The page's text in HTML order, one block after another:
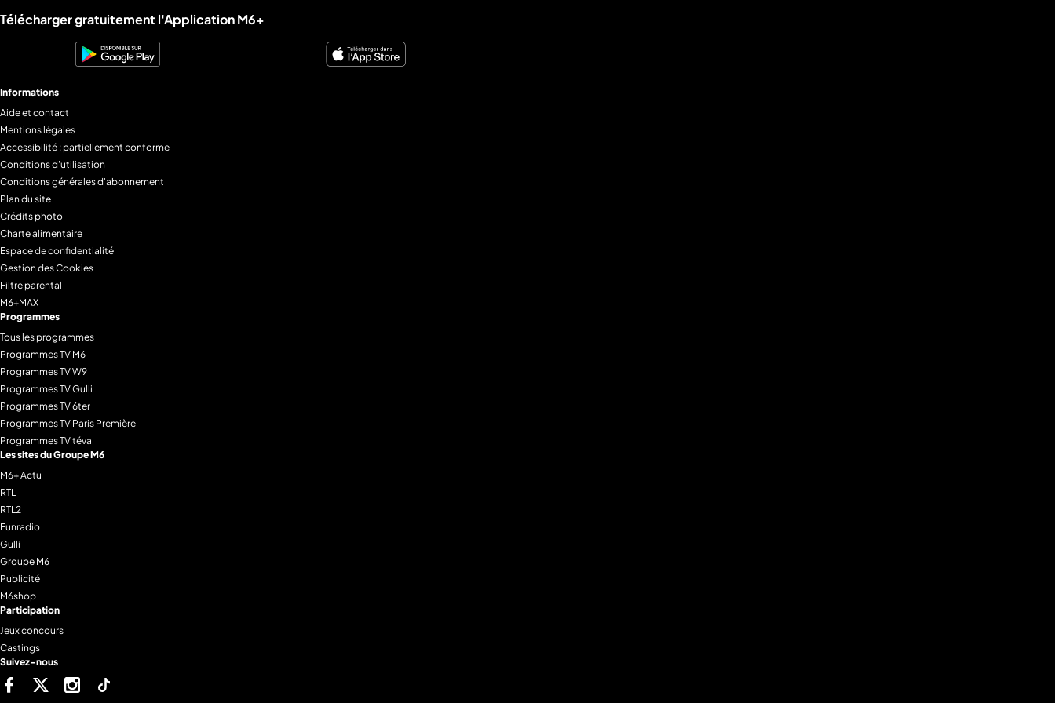
Liens utiles M6+.
Télécharger gratuitement l'Application M6+
Informations
Aide et contact
Mentions légales
Accessibilité : partiellement conforme
Conditions d'utilisation
Conditions générales d'abonnement
Plan du site
Crédits photo
Charte alimentaire
Espace de confidentialité
Gestion des Cookies
Filtre parental
M6+MAX
Programmes
Tous les programmes
Programmes TV M6
Programmes TV W9
Programmes TV Gulli
Programmes TV 6ter
Programmes TV Paris Première
Programmes TV téva
Les sites du Groupe M6
M6+ Actu
RTL
RTL2
Funradio
Gulli
Groupe M6
Publicité
M6shop
Participation
Jeux concours
Castings
Suivez-nous
FacebookTwitter Instagram